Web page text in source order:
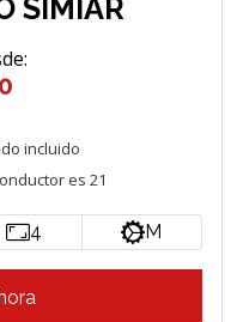
SIMIAR
:
incluido
es 21
4 M